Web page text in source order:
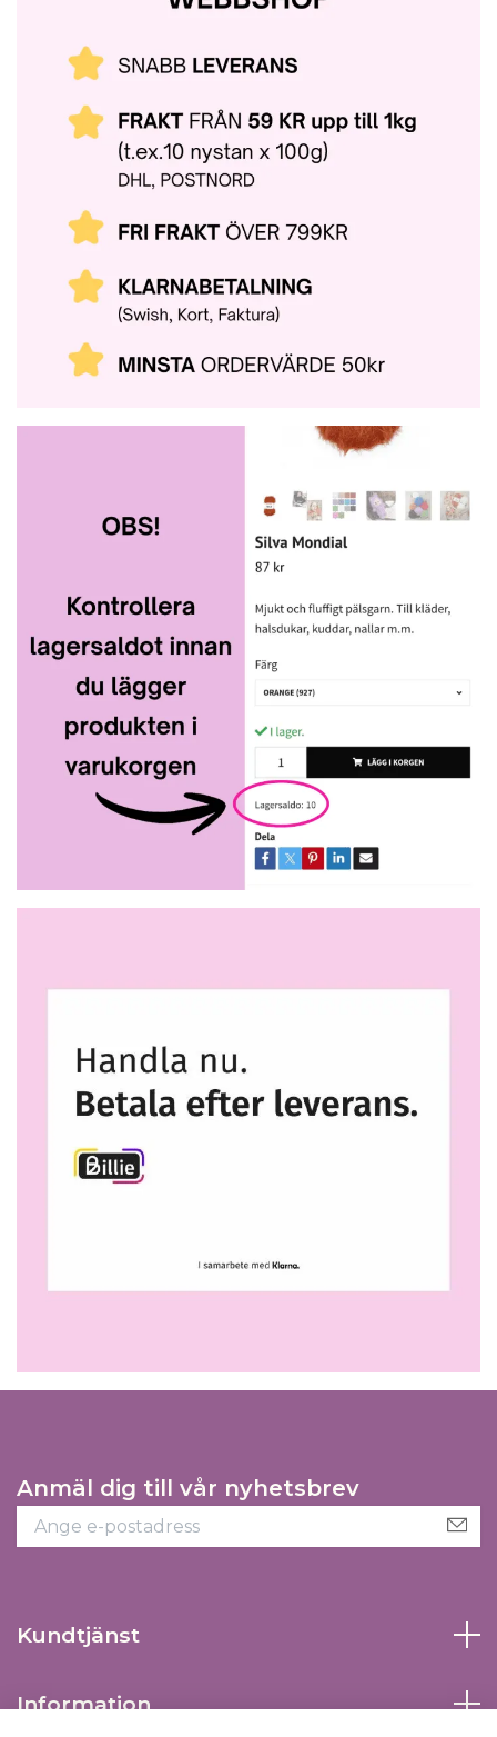
Anmäl dig till vår nyhetsbrev
Kundtjänst
Information